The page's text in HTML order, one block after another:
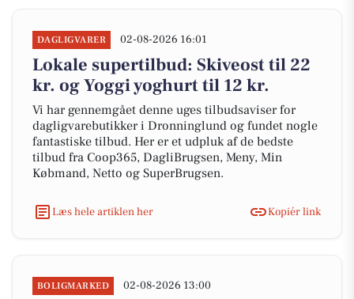
DAGLIGVARER 02-08-2026 16:01
Lokale supertilbud: Skiveost til 22
kr. og Yoggi yoghurt til 12 kr.
Vi har gennemgået denne uges tilbudsaviser for
dagligvarebutikker i Dronninglund og fundet nogle
fantastiske tilbud. Her er et udpluk af de bedste
tilbud fra Coop365, DagliBrugsen, Meny, Min
Købmand, Netto og SuperBrugsen.
Læs hele artiklen her Kopiér link
BOLIGMARKED 02-08-2026 13:00